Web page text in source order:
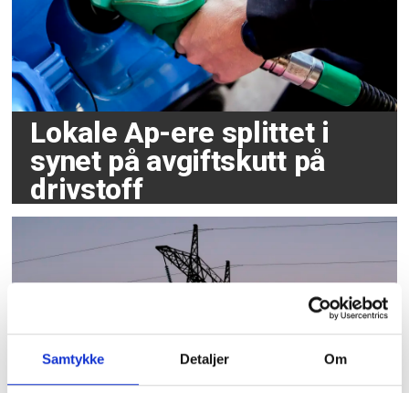
Samtykke Detaljer Om
Lokale Ap-ere splittet i
synet på avgiftskutt på
drivstoff